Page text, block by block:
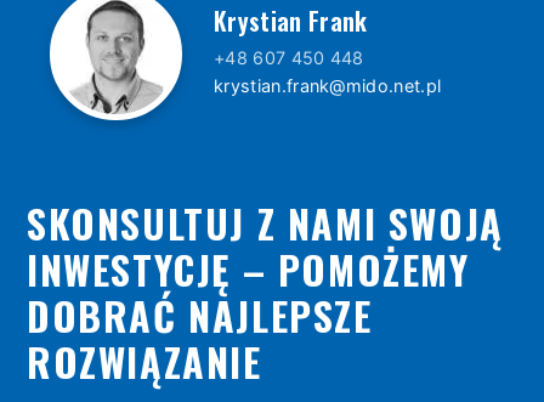
Krystian Frank
+48 607 450 448
krystian.frank@mido.net.pl
SKONSULTUJ Z NAMI SWOJĄ
INWESTYCJĘ – POMOŻEMY
DOBRAĆ NAJLEPSZE
ROZWIĄZANIE